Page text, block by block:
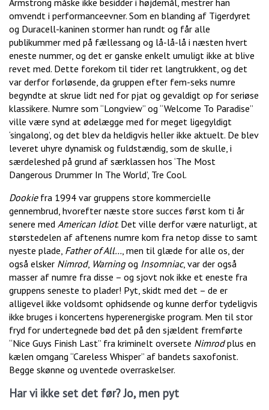
Armstrong måske ikke besidder i højdemål, mestrer han
omvendt i performanceevner. Som en blanding af Tigerdyret
og Duracell-kaninen stormer han rundt og får alle
publikummer med på fællessang og lå-lå-lå i næsten hvert
eneste nummer, og det er ganske enkelt umuligt ikke at blive
revet med. Dette forekom til tider ret langtrukkent, og det
var derfor forløsende, da gruppen efter fem-seks numre
begyndte at skrue lidt ned for pjat og gevaldigt op for seriøse
klassikere. Numre som “Longview” og “Welcome To Paradise”
ville være synd at ødelægge med for meget ligegyldigt
‘singalong’, og det blev da heldigvis heller ikke aktuelt. De blev
leveret uhyre dynamisk og fuldstændig, som de skulle, i
særdeleshed på grund af særklassen hos ‘The Most
Dangerous Drummer In The World’, Tre Cool.
Dookiefra 1994 var gruppens store kommercielle
gennembrud, hvorefter næste store succes først kom ti år
senere med American Idiot. Det ville derfor være naturligt, at
størstedelen af aftenens numre kom fra netop disse to samt
nyeste plade, Father of All…, men til glæde for alle os, der
også elsker Nimrod, Warningog Insomniac, var der også
masser af numre fra disse – og sjovt nok ikke et eneste fra
gruppens seneste to plader! Pyt, skidt med det – de er
alligevel ikke voldsomt ophidsende og kunne derfor tydeligvis
ikke bruges i koncertens hyperenergiske program. Men til stor
fryd for undertegnede bød det på den sjældent fremførte
“Nice Guys Finish Last” fra kriminelt oversete Nimrodplus en
kælen omgang “Careless Whisper” af bandets saxofonist.
Begge skønne og uventede overraskelser.
Har vi ikke set det før? Jo, men pyt